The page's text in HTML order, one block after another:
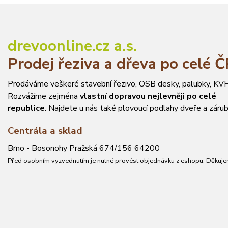
drevoonline.cz a.s.
Prodej řeziva a dřeva po celé
Prodáváme veškeré stavební řezivo, OSB desky, palubky,
Rozvážíme zejména vlastní dopravou nejlevněji po celé
republice. Najdete u nás také plovoucí podlahy dveře a
Centrála a sklad
Brno - Bosonohy Pražská 674/156 64200
Před osobním vyzvednutím je nutné provést objednávku z eshopu.